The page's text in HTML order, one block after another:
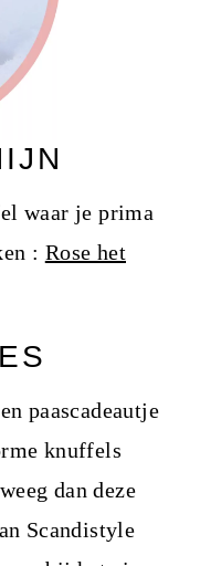
waar je prima
: Rose het
paascadeautje
knuffels
dan deze
Scandistyle